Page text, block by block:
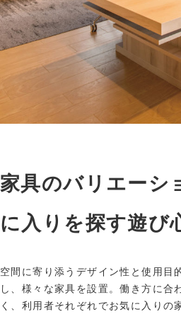
家具のバリエーシ
に入りを探す遊び
空間に寄り添うデザイン性と使用目
し、様々な家具を設置。働き方に合
く、利用者それぞれでお気に入りの